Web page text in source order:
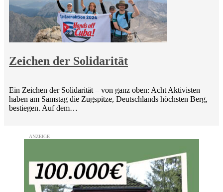
Zeichen der Solidarität
Ein Zeichen der Solidarität – von ganz oben: Acht Aktivisten
haben am Samstag die Zugspitze, Deutschlands höchsten Berg,
bestiegen. Auf dem…